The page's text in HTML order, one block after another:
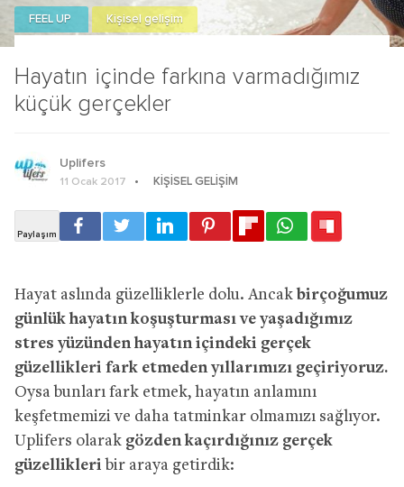
Hayatın içinde farkına varmadığımız
küçük gerçekler
FEEL UP Kişisel gelişim
Uplifers
11 Ocak 2017 KIŞISEL GELIŞIM
Hayat aslında güzelliklerle dolu. Ancak birçoğumuz
günlük hayatın koşuşturması ve yaşadığımız
stres yüzünden hayatın içindeki gerçek
güzellikleri fark etmeden yıllarımızı geçiriyoruz.
Oysa bunları fark etmek, hayatın anlamını
keşfetmemizi ve daha tatminkar olmamızı sağlıyor.
Uplifers olarak gözden kaçırdığınız gerçek
güzellikleri bir araya getirdik: